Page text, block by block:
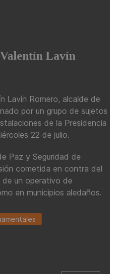
Lavín
Lavín Romero, alcalde de
por un grupo de sujetos
de la Presidencia
22 de julio.
Paz y Seguridad de
cometida en contra del
de un operativo de
en municipios aledaños.